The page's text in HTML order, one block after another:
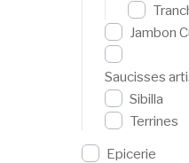
Jambon
Saucisses
Sibilla
Terrines
Epicerie